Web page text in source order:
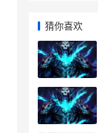
猜你喜欢